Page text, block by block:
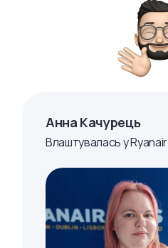
Анна Качурець
Влаштувалась у Ryanair